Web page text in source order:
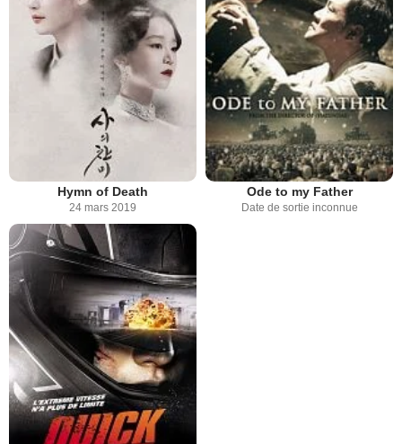
Hymn of Death
24 mars 2019
Ode to my Father
Date de sortie inconnue